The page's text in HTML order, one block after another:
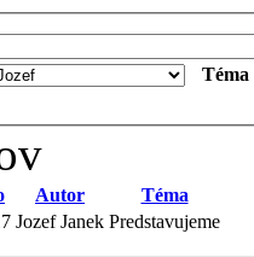
Téma
Autor
Téma
Jozef Janek Predstavujeme